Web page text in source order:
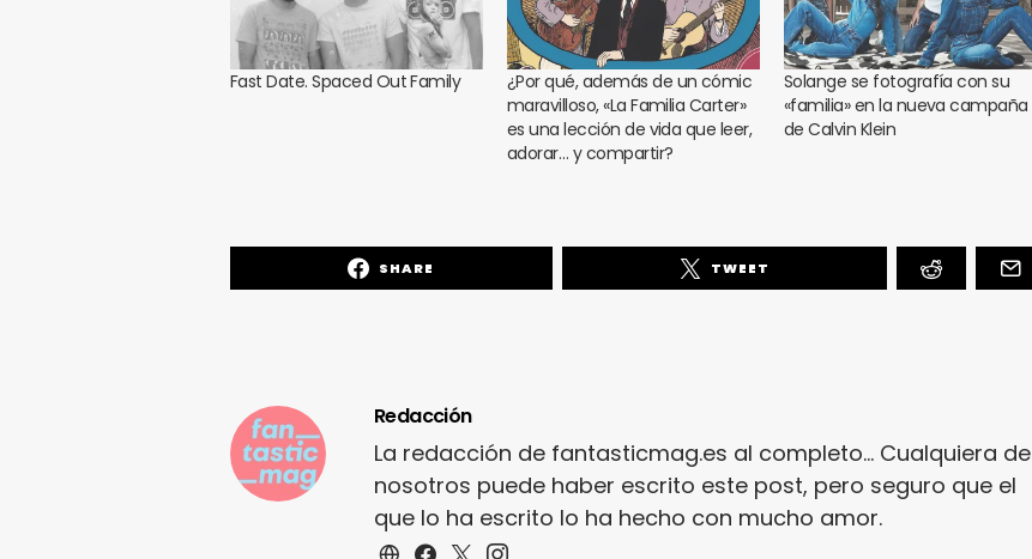
Fast Date. Spaced Out Family
¿Por qué, además de un cómic
maravilloso, «La Familia Carter»
es una lección de vida que leer,
adorar… y compartir?
Solange se fotografía con su
«familia» en la nueva campaña
de Calvin Klein
SHARE TWEET
Redacción
La redacción de fantasticmag.es al completo... Cualquiera de
nosotros puede haber escrito este post, pero seguro que el
que lo ha escrito lo ha hecho con mucho amor.